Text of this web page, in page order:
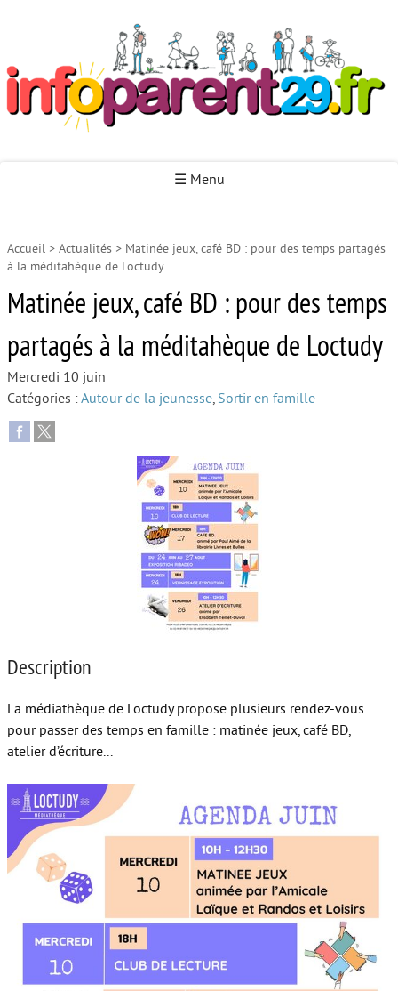
☰ Menu
Accueil
Autour de la petite enfance
Autour de l’enfance
Autour de la jeunesse
Protéger les enfants
Face au handicap
Face au deuil
Sortir en famille
Vie de couple
Accueil > Actualités > Matinée jeux, café BD : pour des temps partagés
à la méditahèque de Loctudy
Matinée jeux, café BD : pour des temps
partagés à la méditahèque de Loctudy
Mercredi 10 juin
Catégories :Autour de la jeunesse, Sortir en famille
Description
La médiathèque de Loctudy propose plusieurs rendez-vous
pour passer des temps en famille : matinée jeux, café BD,
atelier d’écriture...